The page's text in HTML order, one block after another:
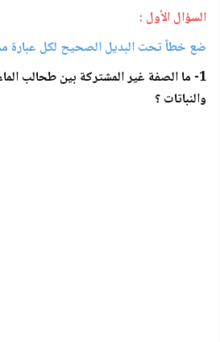
السؤال الأول :
ضع خطاً تحت البديل الصحيح لكل عبارة
1- ما الصفة غير المشتركة بين طحالب
والنباتات ؟